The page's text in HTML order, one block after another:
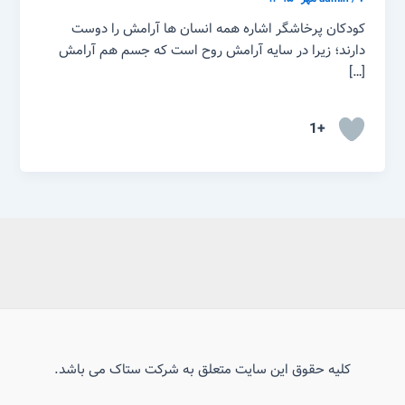
کودکان پرخاشگر اشاره همه انسان ها آرامش را دوست
دارند؛ زیرا در سایه آرامش روح است که جسم هم آرامش
[…]
+1
کلیه حقوق این سایت متعلق به شرکت ستاک می باشد.